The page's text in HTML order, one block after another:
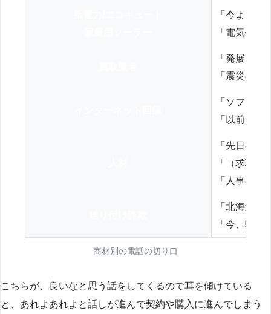
「今より
「電気代を
「発展途
「震災の
「ソフト
「以前、
「先日の
「（求職
「人事の方
「北海道
「今、弊
商材別の電話の切り口
こちらが、良いなと思う話をしてくるので耳を傾けている
と、あれよあれよと話しが進んで契約や購入に進んでしまう